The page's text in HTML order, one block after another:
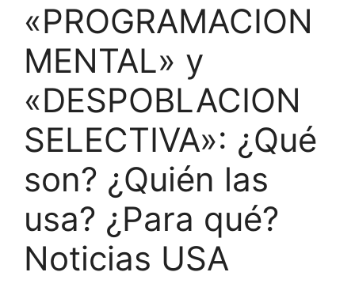
«PROGRAMACION
MENTAL» y
«DESPOBLACION
SELECTIVA»: ¿Qué
son? ¿Quién las
usa? ¿Para qué?
Noticias USA